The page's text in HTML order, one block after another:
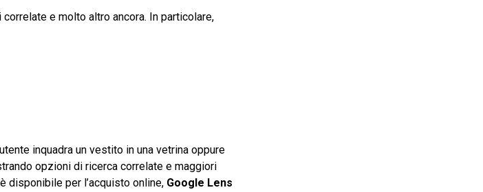
e molto altro ancora. In particolare,
inquadra un vestito in una vetrina oppure
opzioni di ricerca correlate e maggiori
disponibile per l’acquisto online, Google Lens